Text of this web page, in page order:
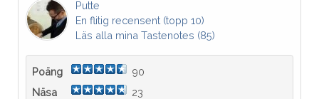
Putte
En flitig recensent (topp 10)
Läs alla mina Tastenotes (85)
Poäng
90
Näsa
23